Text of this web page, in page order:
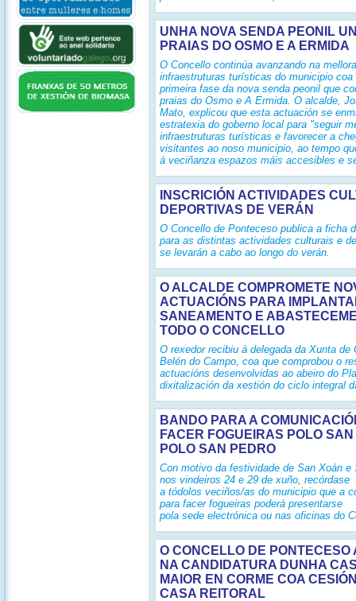
UNHA NOVA SENDA PEONIL
PRAIAS DO OSMO E A ERMIDA
O Concello continúa avanzando na
infraestruturas turísticas do municipio coa
primeira fase da nova senda peonil que
praias do Osmo e A Ermida. O alcalde,
Mato, explicou que esta actuación se
estratexia do goberno local para "seguir
infraestruturas turísticas e favorecer a
visitantes ao noso municipio, ao tempo
á veciñanza espazos máis accesibles e
INSCRICIÓN ACTIVIDADES
DEPORTIVAS DE VERÁN
O Concello de Ponteceso publica a ficha
para as distintas actividades culturais e
se levarán a cabo ao longo do verán.
O ALCALDE COMPROMETE
ACTUACIÓNS PARA
SANEAMENTO E
TODO O CONCELLO
O rexedor recibiu á delegada da Xunta de
Belén do Campo, coa que comprobou o
actuacións desenvolvidas ao abeiro do
dixitalización da xestión do ciclo integral
BANDO PARA A
FACER FOGUEIRAS POLO
POLO SAN PEDRO
Con motivo da festividade de San Xoán e
nos vindeiros 24 e 29 de xuño, recórdase
a tódolos veciños/as do municipio que a
para facer fogueiras poderá presentarse
pola sede electrónica ou nas oficinas do
O CONCELLO DE PONTECESO
NA CANDIDATURA DUNHA
MAIOR EN CORME COA
CASA REITORAL